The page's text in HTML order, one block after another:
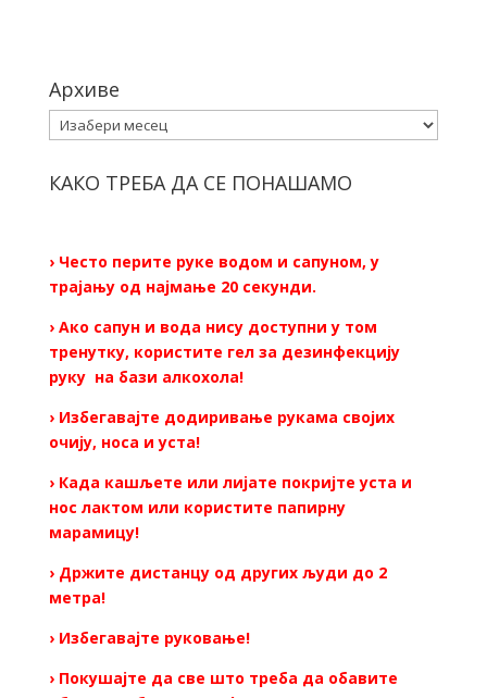
Архиве
Архиве
КАКО ТРЕБА ДА СЕ ПОНАШАМО
› Често перите руке водом и сапуном, у
трајању од најмање 20 секунди.
› Ако сапун и вода нису доступни у том
тренутку, користите гел за дезинфекцију
руку на бази алкохола!
› Избегавајте додиривање рукама својих
очију, носа и уста!
› Када кашљете или лијате покријте уста и
нос лактом или користите папирну
марамицу!
› Држите дистанцу од других људи до 2
метра!
› Избегавајте руковање!
› Покушајте да све што треба да обавите